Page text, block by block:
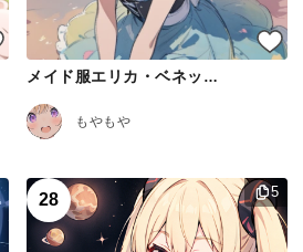
メイド服エリカ・ベネットちゃん
もやもや
28 5